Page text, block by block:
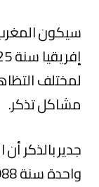
سيكون
لمختلف
مشاكل تذكر.
جدير بالذكر